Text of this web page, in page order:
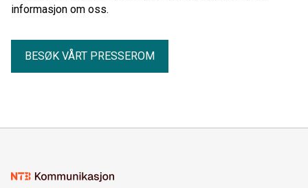
informasjon om oss.
BESØK VÅRT PRESSEROM